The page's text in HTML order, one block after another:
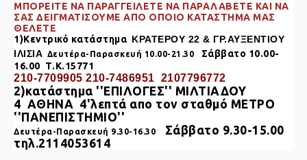
ΜΠΟΡΕΙΤΕ ΝΑ ΠΑΡΑΓΓΕΙΛΕΤΕ ΝΑ ΠΑΡΑΛΑΒΕΤΕ KAI NA
ΣΑΣ ΔΕΙΓΜΑΤΙΣΟΥΜΕ ΑΠΟ ΟΠΟΙΟ ΚΑΤΑΣΤΗΜΑ ΜΑΣ
ΘΕΛΕΤΕ
1)Κεντρικό κατάστημα ΚΡΑΤΕΡΟΥ 22 & ΓΡ.ΑΥΞΕΝΤΙΟΥ
ΙΛΙΣΙΑ Δευτέρα-Παρασκευή 10.00-21.30
Σάββατο 10.00-
16.00 Τ.Κ.15771
210-7709905 210-7486951 2107796772
2)κατάστημα ''ΕΠΙΛΟΓΕΣ'' ΜΙΛΤΙΑΔΟΥ
4 ΑΘΗΝΑ 4'λεπτά απο τον σταθμό ΜΕΤΡΟ
''ΠΑΝΕΠΙΣΤΗΜΙΟ''
Δευτέρα-Παρασκευή 9.30-16.30
Σάββατο 9.30-15.00
τηλ.2114053614